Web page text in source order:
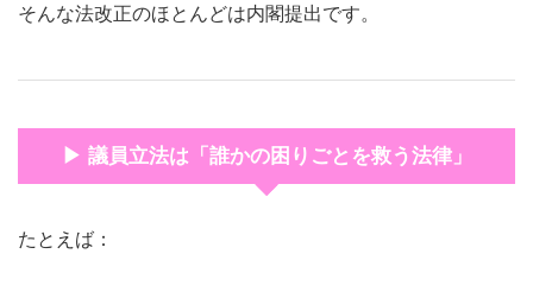
そんな法改正のほとんどは内閣提出です。
▶ 議員立法は「誰かの困りごとを救う法律」
たとえば：